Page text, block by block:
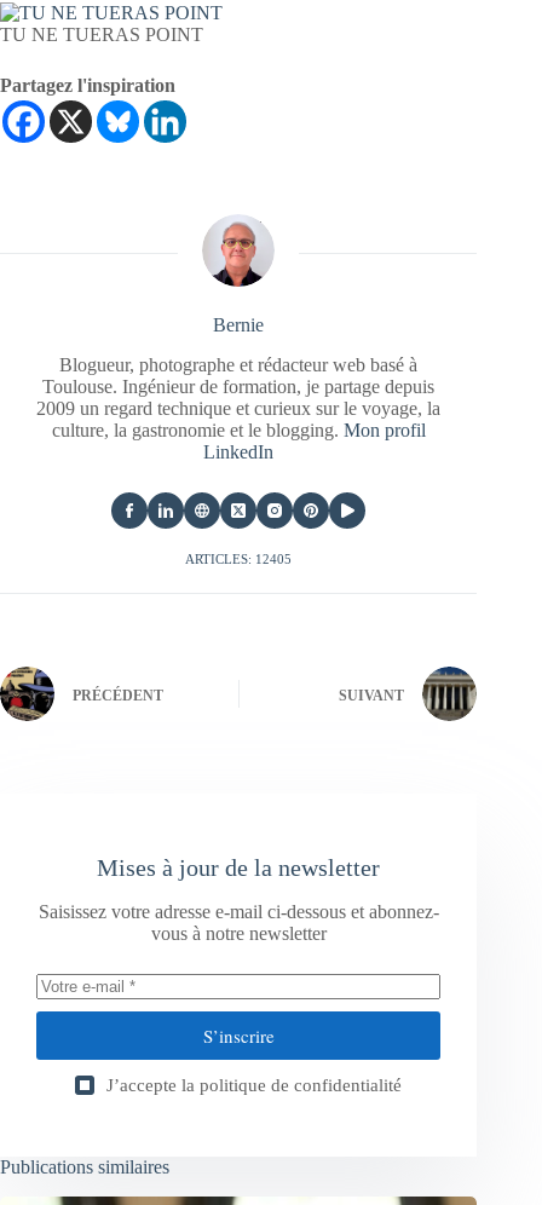
TU NE TUERAS POINT
Partagez l'inspiration
Bernie
Blogueur, photographe et rédacteur web basé à
Toulouse. Ingénieur de formation, je partage depuis
2009 un regard technique et curieux sur le voyage, la
culture, la gastronomie et le blogging. Mon profil
LinkedIn
ARTICLES: 12405
PRÉCÉDENT SUIVANT
Mises à jour de la newsletter
Saisissez votre adresse e-mail ci-dessous et abonnez-
vous à notre newsletter
S’inscrire
J’accepte la politique de confidentialité
Publications similaires